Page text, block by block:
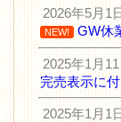
2026年5月1
NEW! GW休
2025年1月
完売表示に
2025年1月1